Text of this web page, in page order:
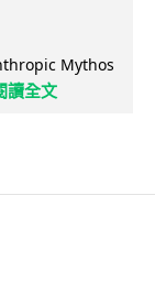
Mythos
讀全文